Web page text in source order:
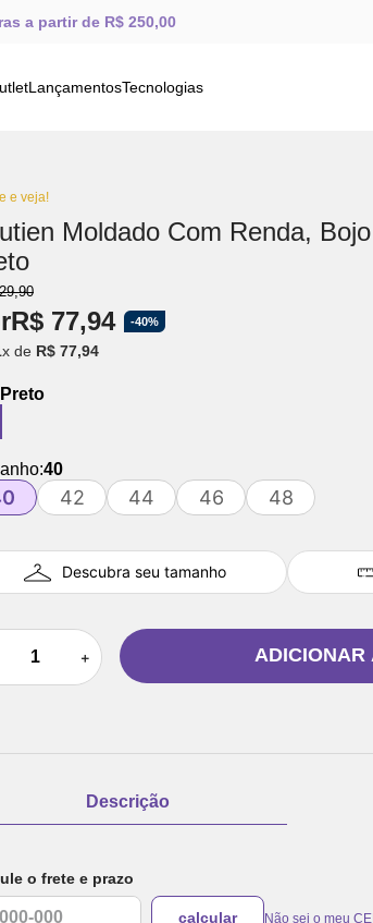
a partir de R$ 250,00
LançamentosTecnologias
e veja!
Moldado Com Renda,
,90
R$ 77,94 -40%
x de R$ 77,94
Preto
40
42 44 46 48
Descubra seu tamanho
＋ ADICIONAR
Descrição
o frete e prazo
Não sei o meu